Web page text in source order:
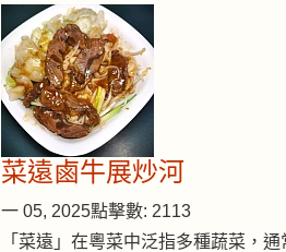
菜遠鹵牛展炒河
一 05, 2025點擊數: 2113
「菜遠」在粵菜中泛指多種蔬菜，